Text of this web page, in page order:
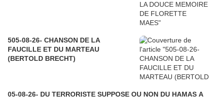
505-08-26- CHANSON DE LA
FAUCILLE ET DU MARTEAU
(BERTOLD BRECHT)
05-08-26- DU TERRORISTE SUPPOSE OU NON DU HAMAS A